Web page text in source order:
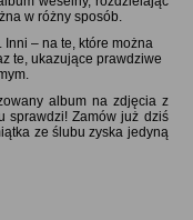
w różny sposób.
– na te, które można
te, ukazujące prawdziwe
album na zdjęcia z
sprawdzi! Zamów już dziś
ze ślubu zyska jedyną